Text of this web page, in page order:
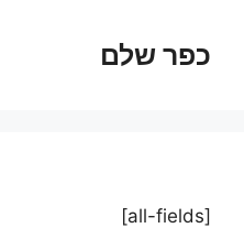
כפר שלם
[all-fields]